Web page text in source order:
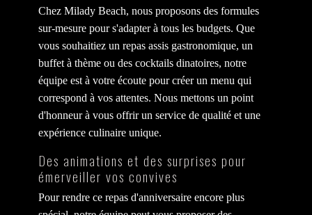
Chez Milady Beach, nous proposons des formules
sur-mesure pour s'adapter à tous les budgets. Que
vous souhaitiez un repas assis gastronomique, un
buffet à thème ou des cocktails dinatoires, notre
équipe est à votre écoute pour créer un menu qui
correspond à vos attentes. Nous mettons un point
d'honneur à vous offrir un service de qualité et une
expérience culinaire unique.
Des animations et des surprises pour
émerveiller vos convives
Pour rendre ce repas d'anniversaire encore plus